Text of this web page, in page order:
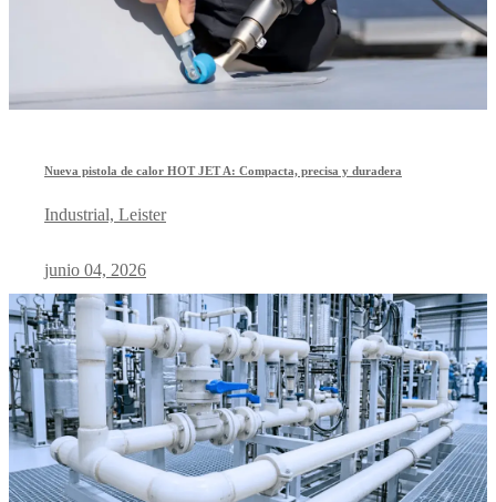
Nueva pistola de calor HOT JET A: Compacta, precisa y duradera
Industrial, Leister
junio 04, 2026